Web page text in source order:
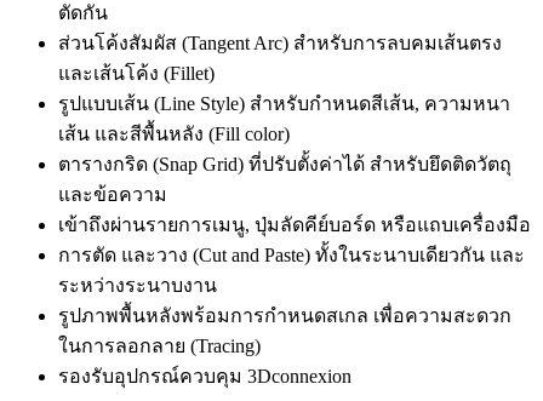
ตัดกัน
ส่วนโค้งสัมผัส (Tangent Arc) สำหรับการลบคมเส้นตรง
และเส้นโค้ง (Fillet)
รูปแบบเส้น (Line Style) สำหรับกำหนดสีเส้น, ความหนา
เส้น และสีพื้นหลัง (Fill color)
ตารางกริด (Snap Grid) ที่ปรับตั้งค่าได้ สำหรับยึดติดวัตถุ
และข้อความ
เข้าถึงผ่านรายการเมนู, ปุ่มลัดคีย์บอร์ด หรือแถบเครื่องมือ
การตัด และวาง (Cut and Paste) ทั้งในระนาบเดียวกัน และ
ระหว่างระนาบงาน
รูปภาพพื้นหลังพร้อมการกำหนดสเกล เพื่อความสะดวก
ในการลอกลาย (Tracing)
รองรับอุปกรณ์ควบคุม 3Dconnexion